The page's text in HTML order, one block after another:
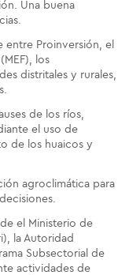
Una buena
entre Proinversión, el
los
distritales y rurales,
de los ríos,
el uso de
de los huaicos y
agroclimática para
el Ministerio de
la Autoridad
Subsectorial de
actividades de